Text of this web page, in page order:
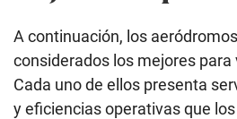
A continuación, los
considerados los mejores para
Cada uno de ellos presenta
y eficiencias operativas que